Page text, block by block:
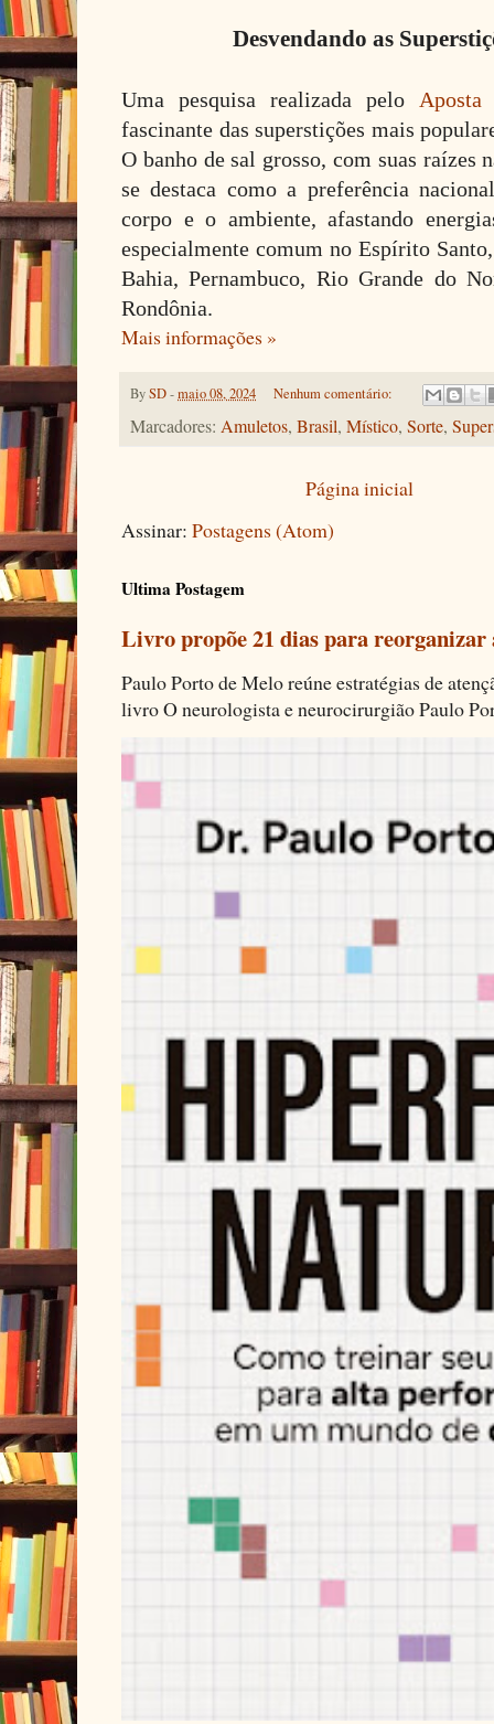
Desvendando as
Uma pesquisa realizada pelo Aposta
fascinante das superstições mais
O banho de sal grosso, com suas raízes
se destaca como a preferência
corpo e o ambiente, afastando
especialmente comum no Espírito
Bahia, Pernambuco, Rio Grande do
Rondônia.
Mais informações »
BySD-maio 08, 2024 Nenhum comentário:
Marcadores: Amuletos, Brasil, Místico, Sorte,
Página inicial
Assinar: Postagens (Atom)
Ultima Postagem
Livro propõe 21 dias para
Paulo Porto de Melo reúne estratégias de
livro O neurologista e neurocirurgião Paulo